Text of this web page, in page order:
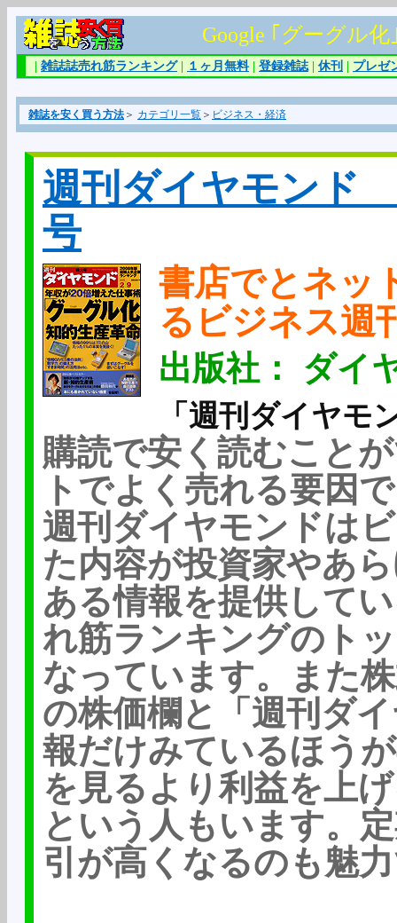
Google ｢グーグル
雑誌誌売れ筋ランキング| １ヶ月無料| 登録雑誌| 休刊 プレゼ
雑誌を安く買う方法 ＞ カテゴリ一覧 ＞ ビジネス・経済
週刊ダイヤモンド
号
書店でとネッ
るビジネス週
出版社： ダイ
「週刊ダイヤモ
購読で安く読むこと
トでよく売れる要因
週刊ダイヤモンドは
た内容が投資家やあ
ある情報を提供して
れ筋ランキングのト
なっています。また
の株価欄と「週刊ダ
報だけみているほう
を見るより利益を上
という人もいます。
引が高くなるのも魅